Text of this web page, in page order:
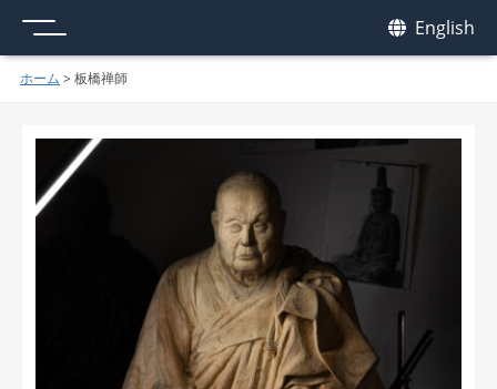
English
ホーム > 板橋禅師